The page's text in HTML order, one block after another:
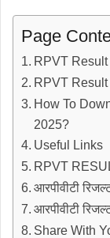
Page
RPVT
RPVT
How To
2025?
Useful Links
RPVT
आरपीवीटी
आरपीवीटी
Share With